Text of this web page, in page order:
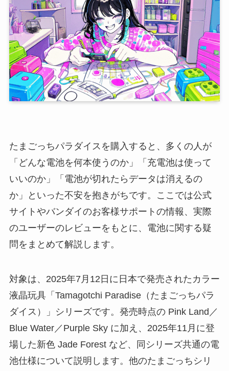
たまごっちパラダイスを購入すると、多くの人が
「どんな電池を何本使うのか」「充電池は使って
いいのか」「電池が切れたらデータは消えるの
か」といった不安を抱きがちです。ここでは公式
サイトやバンダイのお客様サポートの情報、実際
のユーザーのレビューをもとに、電池に関する疑
問をまとめて解説します。
対象は、2025年7月12日に日本で発売されたカラー
液晶玩具「Tamagotchi Paradise（たまごっちパラ
ダイス）」シリーズです。発売時点の Pink Land／
Blue Water／Purple Sky に加え、2025年11月に登
場した新色 Jade Forest など、同シリーズ共通の電
池仕様について説明します。他のたまごっちシリ